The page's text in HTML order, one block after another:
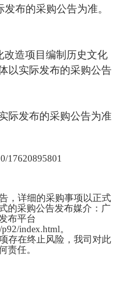
发布的采购公告为准。
改造项目编制 历史文化
以实际发布的采购公告
际发布的采购公告为准
/17620895801
，详细的采购事项以正式
的采购公告发布媒介：广
布平台
index.html。
存在终止风险，我司对此
责任。